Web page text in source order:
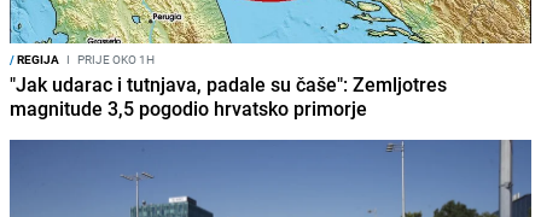
/REGIJA I PRIJE OKO 1H
"Jak udarac i tutnjava, padale su čaše": Zemljotres
magnitude 3,5 pogodio hrvatsko primorje